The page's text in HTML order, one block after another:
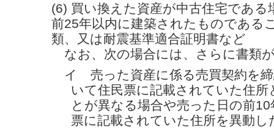
(6) 買い換えた資産が中古住宅である
前25年以内に建築されたものである
類、又は耐震基準適合証明書など
なお、次の場合には、さらに書類
イ 売った資産に係る売買契約を締
いて住民票に記載されていた住所
とが異なる場合や売った日の前
票に記載されていた住所を異動